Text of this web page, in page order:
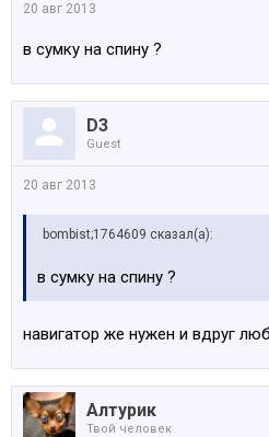
20 авг 2013
в сумку на спину ?
D3
Guest
20 авг 2013
bombist;1764609 сказал(а):
в сумку на спину ?
навигатор же нужен и вдруг
Алтурик
Твой человек